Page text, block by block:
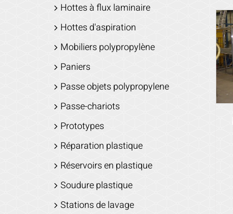
Hottes à flux laminaire
Hottes d'aspiration
Mobiliers polypropylène
Paniers
Passe objets polypropylene
Passe-chariots
Prototypes
Réparation plastique
Réservoirs en plastique
Soudure plastique
Stations de lavage